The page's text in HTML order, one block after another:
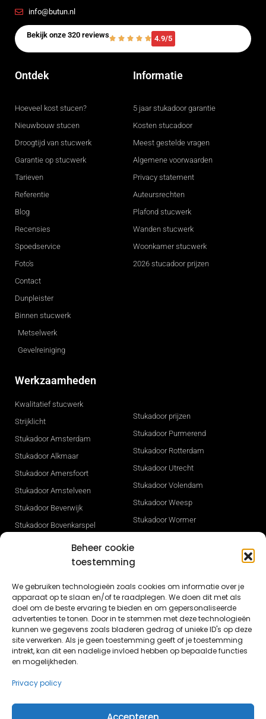
Beheer cookie
toestemming
We gebruiken technologieën zoals cookies om informatie over je
apparaat op te slaan en/of te raadplegen. We doen dit met als
doel om de beste ervaring te bieden en om gepersonaliseerde
advertenties te tonen. Door in te stemmen met deze technologieën
kunnen we gegevens zoals bladeren gedrag of unieke ID's op deze
site verwerken. Als je geen toestemming geeft of je toestemming
intrekt, kan dit een nadelige invloed hebben op bepaalde functies
en mogelijkheden.
Privacy policy
info@butun.nl
Bekijk onze 320 reviews 4.9/5
Ontdek
Hoeveel kost stucen?
Nieuwbouw stucen
Droogtijd van stucwerk
Garantie op stucwerk
Tarieven
Referentie
Blog
Recensies
Spoedservice
Foto's
Contact
Dunpleister
Binnen stucwerk
Metselwerk
Gevelreiniging
Informatie
5 jaar stukadoor garantie
Kosten stucadoor
Meest gestelde vragen
Algemene voorwaarden
Privacy statement
Auteursrechten
Plafond stucwerk
Wanden stucwerk
Woonkamer stucwerk
2026 stucadoor prijzen
Werkzaamheden
Kwalitatief stucwerk
Strijklicht
Stukadoor Amsterdam
Stukadoor Alkmaar
Stukadoor Amersfoort
Stukadoor Amstelveen
Stukadoor Beverwijk
Stukadoor Bovenkarspel
Stukadoor Den Haag
Stukadoor Heerhugowaard
Stukadoor Hoorn
Stukadoor Ijmuiden
Stukadoor Leeuwarden
Stukadoor Lelystad
Stucwerk Lisse
Stukadoor prijzen
Stukadoor Purmerend
Stukadoor Rotterdam
Stukadoor Utrecht
Stukadoor Volendam
Stukadoor Weesp
Stukadoor Wormer
Stukadoor Sneek
Stukadoor Opmeer
Nieuwbouw stucwerk in Dronten
Nieuwbouw stukadoor Lelystad